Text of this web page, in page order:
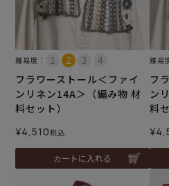
難易度：
フラワーストール＜ファイ
ンリネン14A＞（編み物 材
料セット）
¥4,510税込
カートに入れる
難易
フ
ン
料
¥